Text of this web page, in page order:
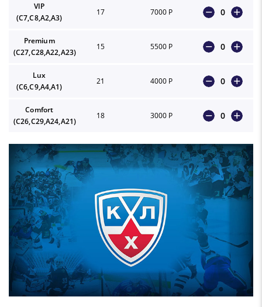
VIP
(C7,С8,А2,А3)
17 7000 Р 0
Premium
(С27,С28,А22,А23)
15 5500 Р 0
Lux
(С6,С9,А4,А1)
21 4000 Р 0
Comfort
(С26,С29,А24,А21)
18 3000 Р 0